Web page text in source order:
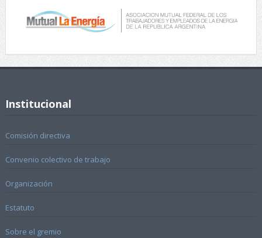
Institucional
Comisión directiva
Convenio colectivo de trabajo
Organización
Estatuto
Sobre el gremio